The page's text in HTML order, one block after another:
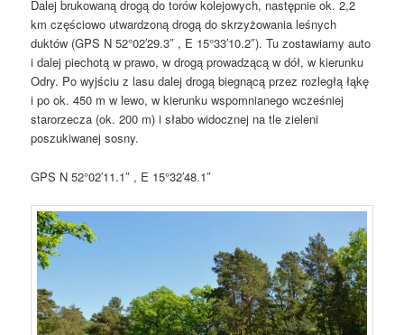
Dalej brukowaną drogą do torów kolejowych, następnie ok. 2,2
km częściowo utwardzoną drogą do skrzyżowania leśnych
duktów (GPS N 52°02′29.3″ , E 15°33′10.2″). Tu zostawiamy auto
i dalej piechotą w prawo, w drogą prowadzącą w dół, w kierunku
Odry. Po wyjściu z lasu dalej drogą biegnącą przez rozległą łąkę
i po ok. 450 m w lewo, w kierunku wspomnianego wcześniej
starorzecza (ok. 200 m) i słabo widocznej na tle zieleni
poszukiwanej sosny.
GPS N 52°02′11.1″ , E 15°32′48.1″